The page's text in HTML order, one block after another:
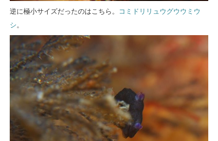
逆に極小サイズだったのはこちら。 コミドリリュウグウウミウ
シ。